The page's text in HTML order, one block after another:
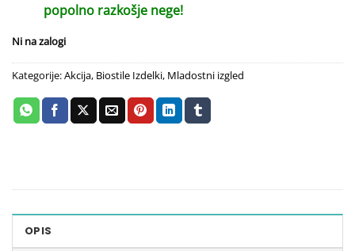
popolno razkošje nege!
Ni na zalogi
Kategorije:Akcija, Biostile Izdelki, Mladostni izgled
OPIS